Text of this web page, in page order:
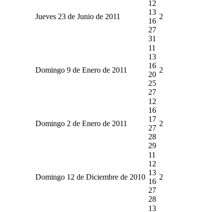
Jueves 23 de Junio de 2011
12
13
16
27
31
2
Domingo 9 de Enero de 2011
11
13
16
20
25
27
2
Domingo 2 de Enero de 2011
12
16
17
27
28
29
2
Domingo 12 de Diciembre de 2010
11
12
13
16
27
28
2
13